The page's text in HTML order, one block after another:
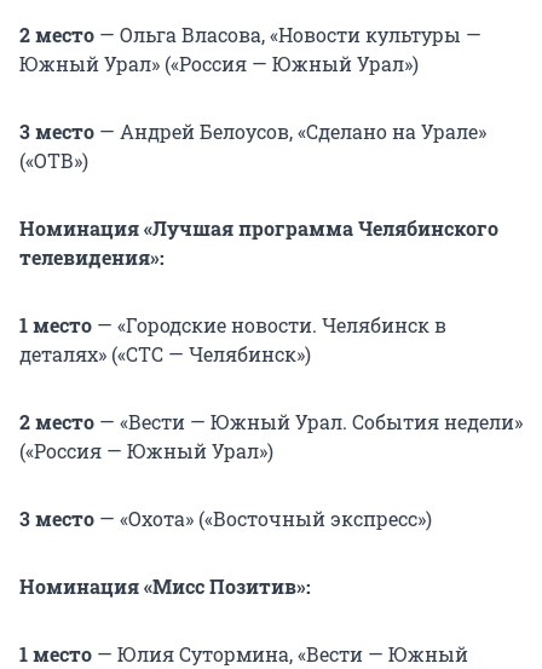
2 место — Ольга Власова, «Новости культуры —
Южный Урал» («Россия — Южный Урал»)
3 место — Андрей Белоусов, «Сделано на Урале»
(«ОТВ»)
Номинация «Лучшая программа Челябинского
телевидения»:
1 место — «Городские новости. Челябинск в
деталях» («СТС — Челябинск»)
2 место — «Вести — Южный Урал. События недели»
(«Россия — Южный Урал»)
3 место — «Охота» («Восточный экспресс»)
Номинация «Мисс Позитив»:
1 место — Юлия Сутормина, «Вести — Южный